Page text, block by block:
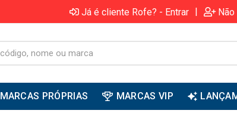
Já é cliente Rofe? - Entrar |
MARCAS PRÓPRIAS MARCAS VIP